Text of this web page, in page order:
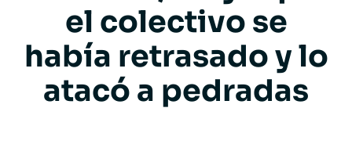
el colectivo se
había retrasado y lo
atacó a pedradas